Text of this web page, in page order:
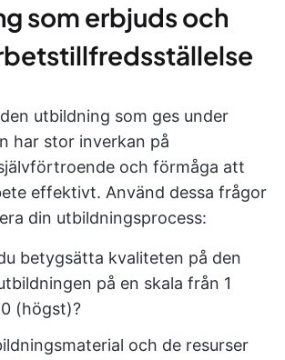
som erbjuds och
utbildning som ges under
har stor inverkan på
och förmåga att
effektivt. Använd dessa frågor
din utbildningsprocess:
betygsätta kvaliteten på den
på en skala från 1
(högst)?
och de resurser